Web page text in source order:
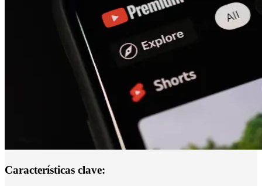
Características clave: